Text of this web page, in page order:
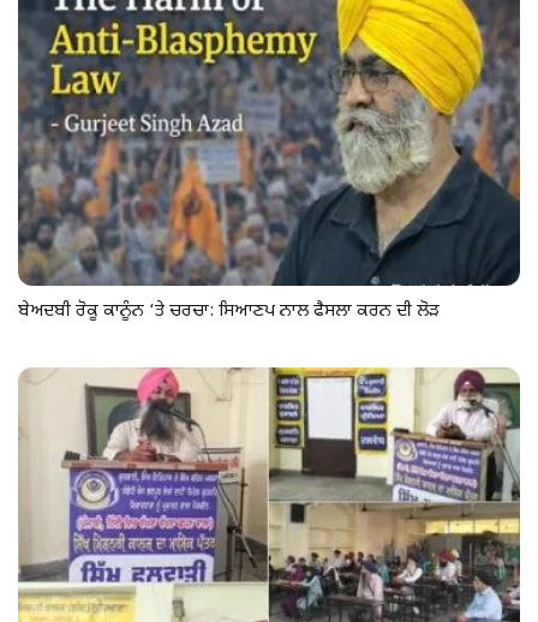
ਬੇਅਦਬੀ ਰੋਕੂ ਕਾਨੂੰਨ ‘ਤੇ ਚਰਚਾ: ਸਿਆਣਪ ਨਾਲ ਫੈਸਲਾ ਕਰਨ ਦੀ ਲੋੜ